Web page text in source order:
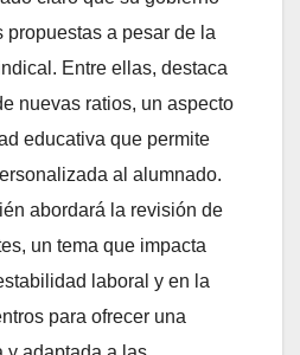
propuestas a pesar de la
Entre ellas, destaca
nuevas ratios, un aspecto
educativa que permite
al alumnado.
abordará la revisión de
un tema que impacta
laboral y en la
para ofrecer una